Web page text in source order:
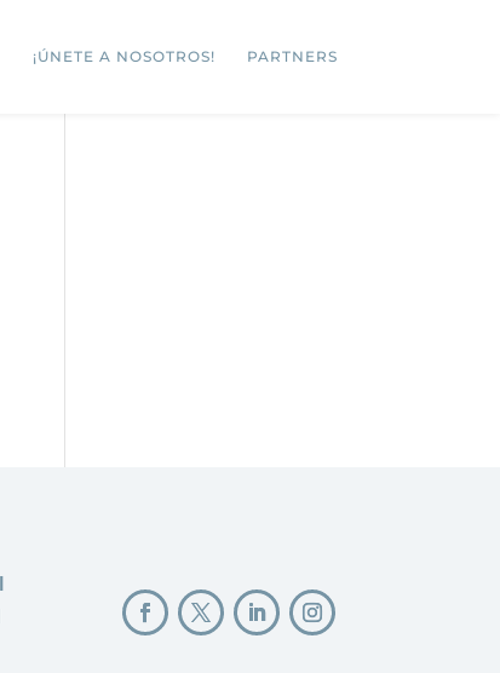
¡ÚNETE A NOSOTROS! PARTNERS